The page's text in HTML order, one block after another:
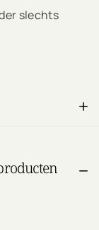
slechts